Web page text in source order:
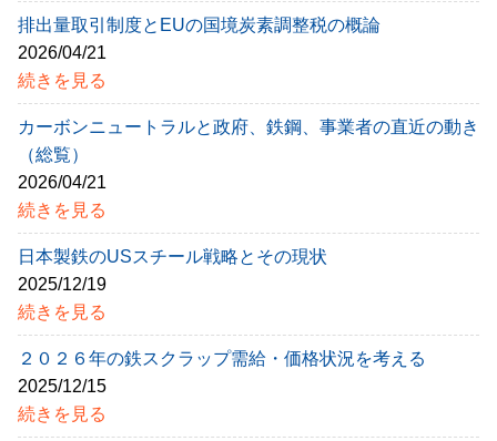
排出量取引制度とEUの国境炭素調整税の概論
2026/04/21
続きを見る
カーボンニュートラルと政府、鉄鋼、事業者の直近の動き
（総覧）
2026/04/21
続きを見る
日本製鉄のUSスチール戦略とその現状
2025/12/19
続きを見る
２０２６年の鉄スクラップ需給・価格状況を考える
2025/12/15
続きを見る